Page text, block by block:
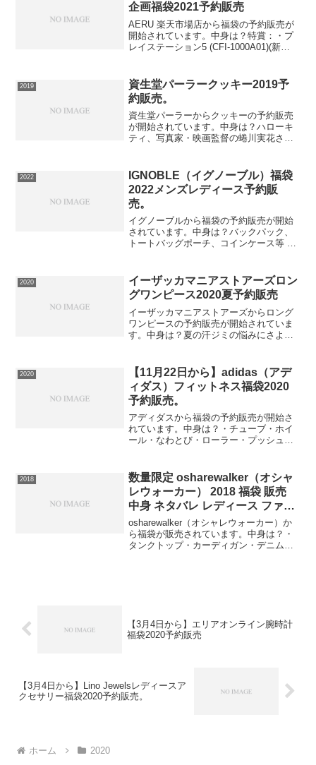
企画福袋2021予約販売
AERU 楽天市場店から福袋の予約販売が
開始されています。中身は？特賞：・プ
レイステーション5 (CFI-1000A01)(新
4902370547610...
2019
資生堂パーラークッキー2019予
約販売。
資生堂パーラーからクッキーの予約販売
が開始されています。中身は？ハローキ
ティ、写真家・映画監督の蜷川実花さん
花椿ビスケット24枚入販売期間は12月
31...
2022
IGNOBLE（イグノーブル）福袋
2022メンズレディース予約販
売。
イグノーブルから福袋の予約販売が開始
されています。中身は？バックパック、
トートバッグポーチ、コインケース等 5
手に入れたい人は早めの在庫確認をおね
がいします。中小企...
2020
イーザッカマニアストアーズロン
グワンピース2020夏予約販売
イーザッカマニアストアーズからロング
ワンピースの予約販売が開始されていま
す。中身は？夏の汗ジミの悩みにさよう
悩める女子に イーザッカマニアが贈る
機能性カットソー汗しみ...
2020
【11月22日から】adidas（アデ
ィダス）フィットネス福袋2020
予約販売。
アディダスから福袋の予約販売が開始さ
れています。中身は？・チューブ・ホイ
ール・なわとび・ローラー・プッシュバ
期間は12月15日まで。この福袋は送料無
料ですので必ず手に...
2018
数量限定 osharewalker（オシャ
レウォーカー） 2018 福袋 販売
中身 ネタバレ レディース ファッ
ション
osharewalker（オシャレウォーカー）か
ら福袋が販売されています。中身は？・
タンクトップ・カーディガン・デニム計3
【3月4日から】エリアオンライン腕時計
福袋2020予約販売
【3月4日から】Lino Jewelsレディースア
クセサリー福袋2020予約販売。
ホーム 2020